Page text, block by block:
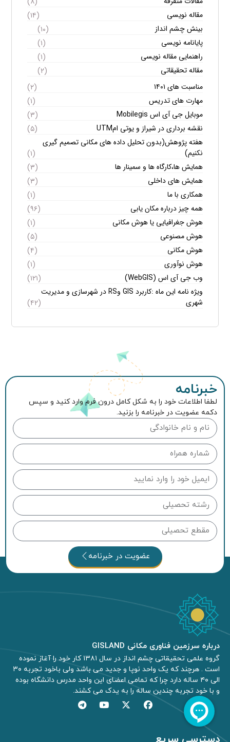
مقاله نویسی
(۱۴)
بینش چشم انداز
(۱۰)
پایانامه نویسی
(۱)
راهنمایی مقاله نویسی
(۱)
مقاله تحقیقاتی
(۲)
مناسبت های ۱۴۰۱
(۲)
مهارت های تدریس
(۱)
موبایل جی آی اس Mobilegis
(۳)
نقشه برداری در شیراز و یوتی امUTM
(۵)
هفته پژوهش(بدون تحلیل داده های مکانی تصمیم گیری
نکنیم)
(۱)
همایش ها،کارگاه ها و سمینار ها
(۳)
همایش های داخلی
(۳)
همکاری با ما
(۱)
همه چیز درباره مکان یابی
(۹۶)
هوش جغرافیایی یا هوش مکانی
(۱)
هوش مصنوعی
(۵)
هوش مکانی
(۴)
هوش نوآوری
(۱)
وب جی آی اس (WebGIS)
(۱۲۱)
ویژه نامه این ماه :کاربرد GIS وRS در شهرسازی و مدیریت
شهری
(۴۲)
خبرنامه
لطفا اطلاعات خود را به شکل کامل درون فرم وارد کنید و سپس
دکمه عضویت در خبرنامه را بزنید.
عضویت در خبرنامه
درباره سرزمین فناوری مکانی GISLAND
گروه علمی تحقیقاتی چشم انداز در سال ۱۳۸۱ کار خود را آغاز نموده
است . هرچند که یک واحد نوپا و جدید می باشد ولی باخود تجربه ۳۰
الی ۴۰ ساله دارد چرا که تمامی اعضای این واحد مدرس دانشگاه بوده
و با خود تجربه چندین ساله را به یدک می کشند.